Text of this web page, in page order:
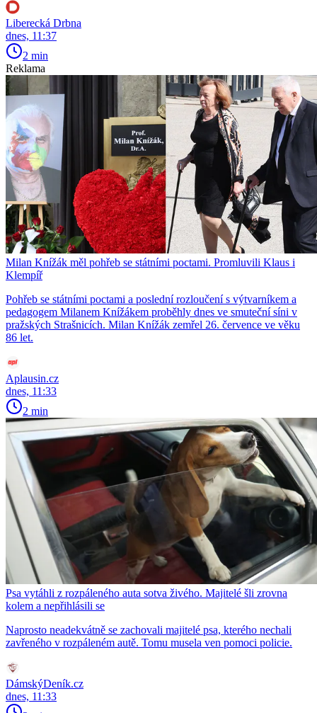
Liberecká Drbna
dnes, 11:37
2 min
Reklama
Milan Knížák měl pohřeb se státními poctami. Promluvili Klaus i
Klempíř
Pohřeb se státními poctami a poslední rozloučení s výtvarníkem a
pedagogem Milanem Knížákem proběhly dnes ve smuteční síni v
pražských Strašnicích. Milan Knížák zemřel 26. července ve věku
86 let.
Aplausin.cz
dnes, 11:33
2 min
Psa vytáhli z rozpáleného auta sotva živého. Majitelé šli zrovna
kolem a nepřihlásili se
Naprosto neadekvátně se zachovali majitelé psa, kterého nechali
zavřeného v rozpáleném autě. Tomu musela ven pomoci policie.
DámskýDeník.cz
dnes, 11:33